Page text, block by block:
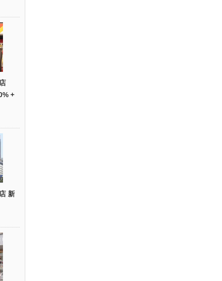
+
新